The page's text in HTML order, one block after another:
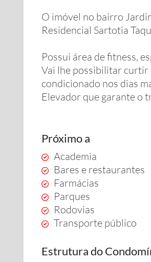
O imóvel no bairro
Residencial Sartotia
Possui área de fitness,
Vai lhe possibilitar curtir
condicionado nos dias
Elevador que garante o
Próximo a
Academia
Bares e restaurantes
Farmácias
Parques
Rodovias
Transporte público
Estrutura do